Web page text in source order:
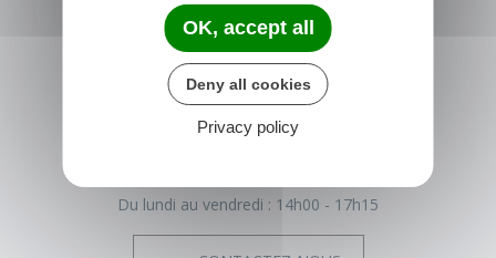
Place de la Mairie
France
01 64 29 01 34
Du lundi au vendredi : 14h00 - 17h15
OK, accept all
Deny all cookies
Privacy policy